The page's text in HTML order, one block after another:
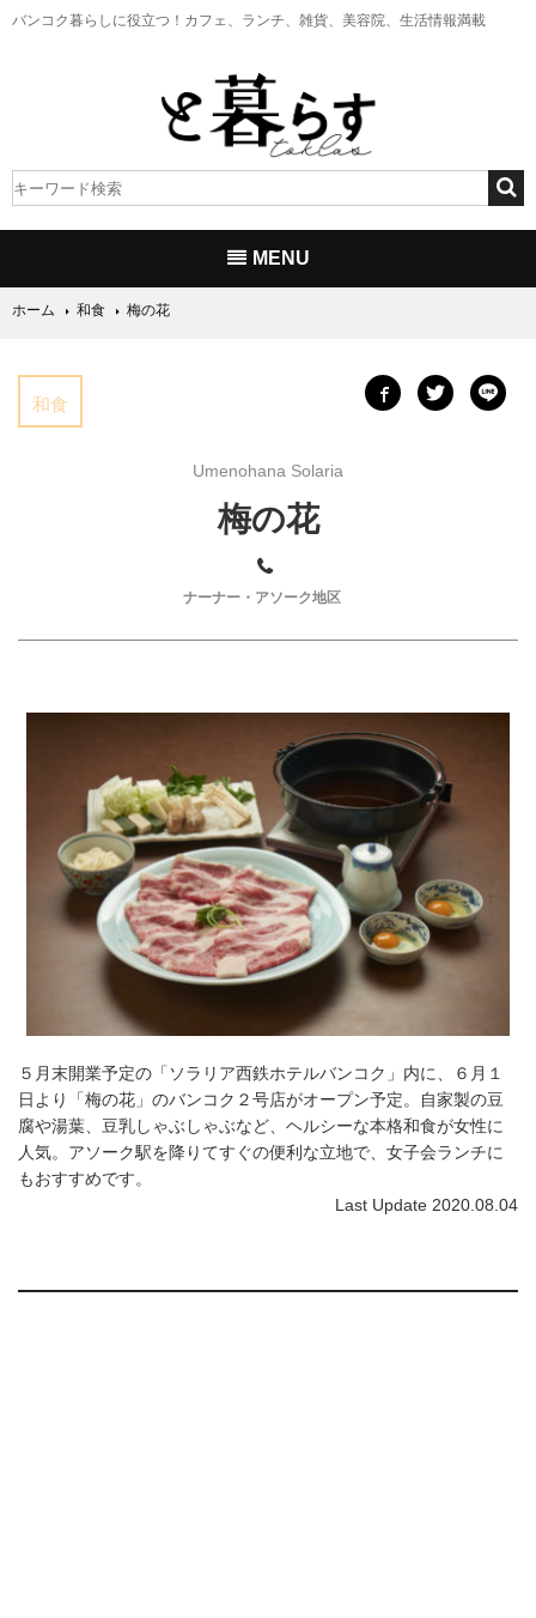
バンコク暮らしに役立つ！ カフェ、ランチ、雑貨、美容院、生活情報満載
MENU
ホーム 和食 梅の花
和食
Umenohana Solaria
梅の花
ナーナー・アソーク地区
５月末開業予定の「ソラリア西鉄ホテルバンコク」内に、６月１
日より「梅の花」のバンコク２号店がオープン予定。自家製の豆
腐や湯葉、豆乳しゃぶしゃぶなど、ヘルシーな本格和食が女性に
人気。アソーク駅を降りてすぐの便利な立地で、女子会ランチに
もおすすめです。
Last Update 2020.08.04